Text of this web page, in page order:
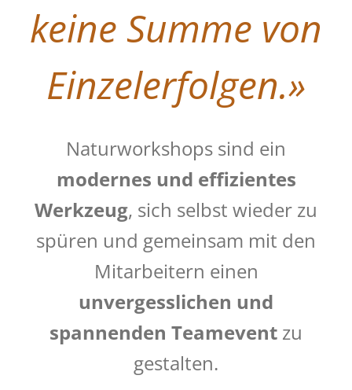
keine Summe von
Einzelerfolgen.»
Naturworkshops sind ein
modernes und effizientes
Werkzeug, sich selbst wieder zu
spüren und gemeinsam mit den
Mitarbeitern einen
unvergesslichen und
spannenden Teamevent zu
gestalten.